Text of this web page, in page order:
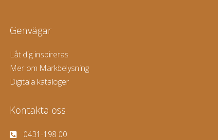
Genvägar
Låt dig inspireras
Mer om Markbelysning
Digitala kataloger
Kontakta oss
0431-198 00